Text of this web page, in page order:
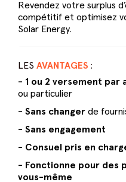
Revendez votre surplus
compétitif et optimisez
Solar Energy.
LES AVANTAGES :
- 1 ou 2 versement par
ou particulier
- Sans changer de
- Sans engagement
- Consuel pris en
- Fonctionne pour des
vous-même